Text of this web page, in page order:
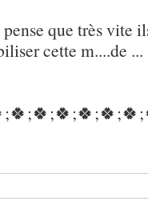
que très vite
cette m....de ...